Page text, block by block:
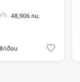
48,906 กม.
เดือน